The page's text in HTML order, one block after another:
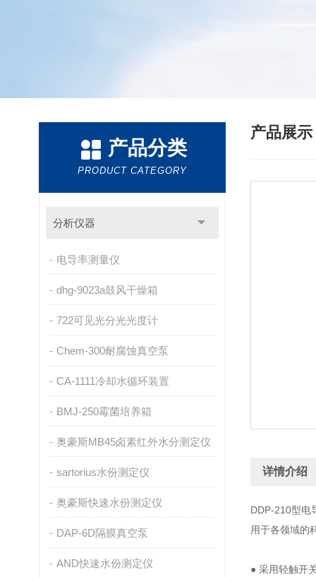
产品分类
PRODUCT CATEGORY
分析仪器
电导率测量仪
dhg-9023a鼓风干燥箱
722可见光分光光度计
Chem-300耐腐蚀真空泵
CA-1111冷却水循环装置
BMJ-250霉菌培养箱
奥豪斯MB45卤素红外水分测定仪
sartorius水份测定仪
奥豪斯快速水份测定仪
DAP-6D隔膜真空泵
AND快速水份测定仪
产品展示
详情介绍
DDP-210型电
用于各领域的
● 采用轻触开